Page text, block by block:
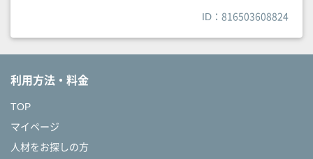
ID：816503608824
利用方法・料金
TOP
マイページ
人材をお探しの方